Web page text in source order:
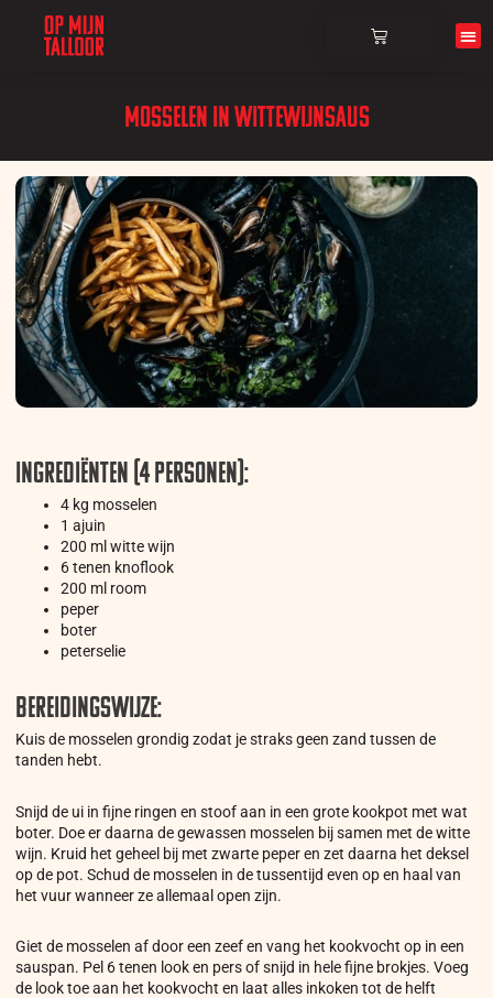
Mosselen in wittewijnsaus
Ingrediënten (4 personen):
4 kg mosselen
1 ajuin
200 ml witte wijn
6 tenen knoflook
200 ml room
peper
boter
peterselie
Bereidingswijze:
Kuis de mosselen grondig zodat je straks geen zand tussen de
tanden hebt.
Snijd de ui in fijne ringen en stoof aan in een grote kookpot met wat
boter. Doe er daarna de gewassen mosselen bij samen met de witte
wijn. Kruid het geheel bij met zwarte peper en zet daarna het deksel
op de pot. Schud de mosselen in de tussentijd even op en haal van
het vuur wanneer ze allemaal open zijn.
Giet de mosselen af door een zeef en vang het kookvocht op in een
sauspan. Pel 6 tenen look en pers of snijd in hele fijne brokjes. Voeg
de look toe aan het kookvocht en laat alles inkoken tot de helft